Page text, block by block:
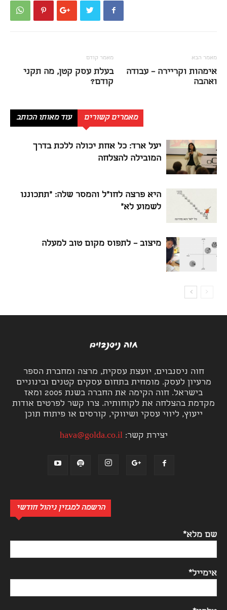
מאמר קודם
בעלת עסק קטן, מה תקני
קודם?
מאמר הבא
אימהות וקריירה – עבודה
ואהבה
מאמרים קשורים עוד מאותו הכותב
יעל ארד: כל אחת יכולה ללכת בדרך
המובילה להצלחה
היא פרצה לחו"ל והמסר שלה: "תתכוננו
לשמוע לא"
מיצוב – לתפוס מקום טוב למעלה
חוה ניסנבוים, יועצת עסקית, מרצה ומחברת הספר
מרעיון לעסק. מומחית בתחום עסקים קטנים ובינוניים
בישראל. חוה הקימה את החברה בשנת 2005 ומאז
מקדמת בהצלחה את לקוחותיה. צרו קשר לפרטים אודות
ייעוץ, ליווי עסקי ושיווקי, קורסים או פיתוח תוכן
יצירת קשר:hava@golda.co.il
הרשמה למגזין ניהול חודשי
שם מלא*
אימייל*